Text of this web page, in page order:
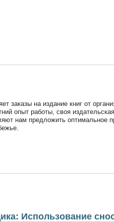
заказы на издание книг от
опыт работы, своя
нам предложить оптимальное
Использование